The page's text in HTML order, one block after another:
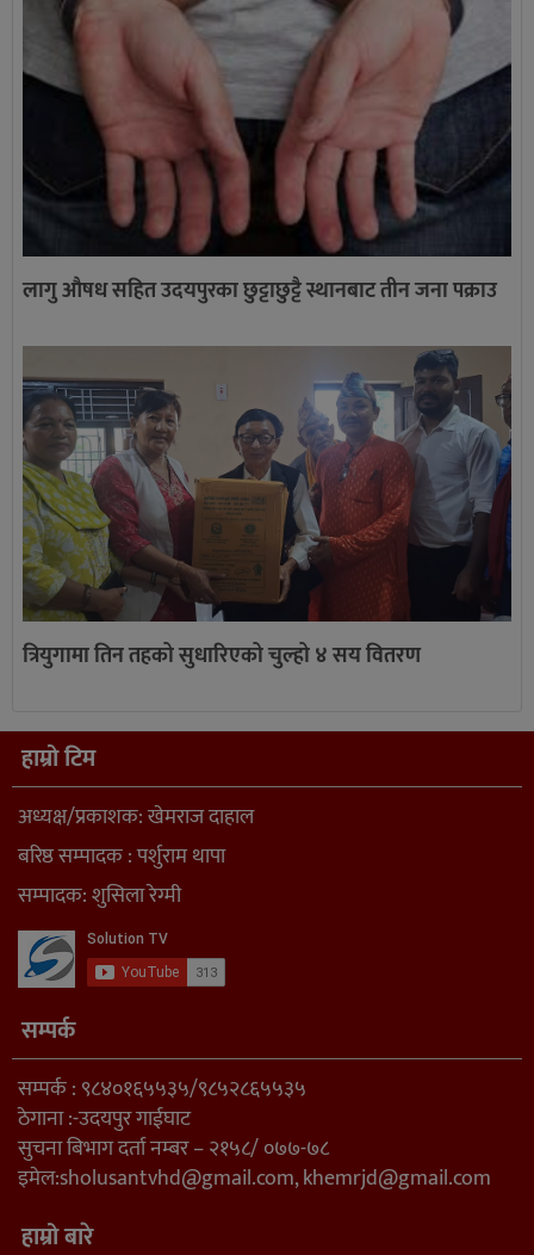
लागु औषध सहित उदयपुरका छुट्टाछुट्टै स्थानबाट तीन जना पक्राउ
त्रियुगामा तिन तहको सुधारिएको चुल्हो ४ सय वितरण
हाम्रो टिम
अध्यक्ष/प्रकाशक: खेमराज दाहाल
बरिष्ठ सम्पादक : पर्शुराम थापा
सम्पादक: शुसिला रेग्मी
सम्पर्क
सम्पर्क : ९८४०१६५५३५/९८५२८६५५३५
ठेगाना :-उदयपुर गाईघाट
सुचना बिभाग दर्ता नम्बर – २१५८/ ०७७-७८
इमेल:sholusantvhd@gmail.com,khemrjd@gmail.com
हाम्रो बारे